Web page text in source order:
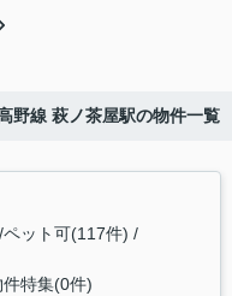
野線 萩ノ茶屋駅の物件一覧
ペット可(117件)
特集(0件)